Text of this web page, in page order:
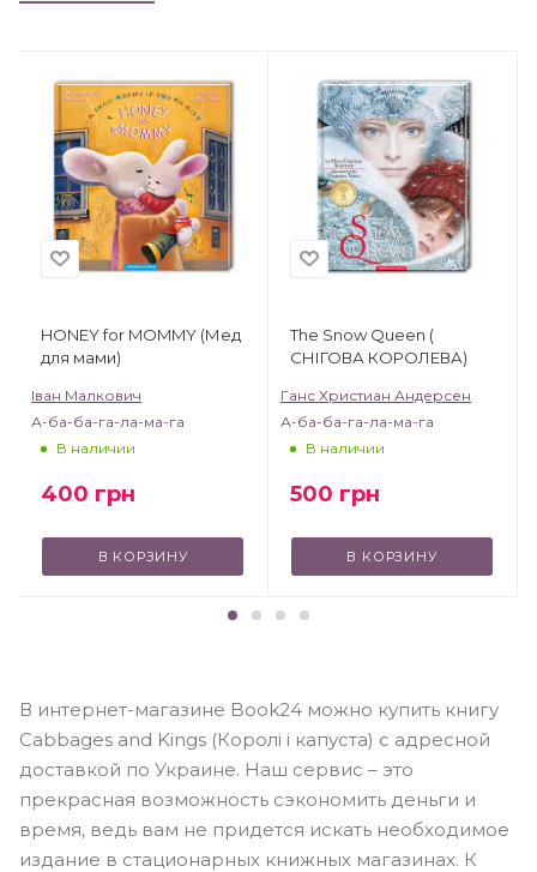
HONEY for MOMMY (Мед
для мами)
Іван Малкович
А-ба-ба-га-ла-ма-га
В наличии
400 грн
В КОРЗИНУ
The Snow Queen (
CНІГОВА КОРОЛЕВА)
Ганс Христиан Андерсен
А-ба-ба-га-ла-ма-га
В наличии
500 грн
В КОРЗИНУ
В интернет-магазине Book24 можно купить книгу
Cabbages and Kings (Королі і капуста) с адресной
доставкой по Украине. Наш сервис – это
прекрасная возможность сэкономить деньги и
время, ведь вам не придется искать необходимое
издание в стационарных книжных магазинах. К